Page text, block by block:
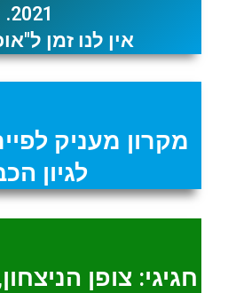
2021.
אין לנו זמן
מקרון מעניק
לגיון
חגיגי: צופן